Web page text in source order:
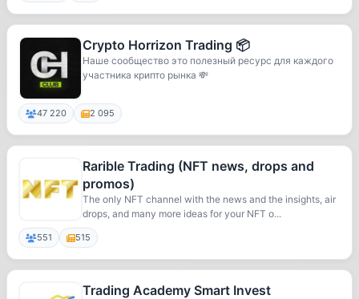
Crypto Horrizon Trading 📦
Наше сообщество это полезный ресурс для каждого
участника крипто рынка 💸
47 220 2 095
Rarible Trading (NFT news, drops and
promos)
The only NFT channel with the news and the insights, air
drops, and many more ideas for your NFT o...
551 515
Trading Academy Smart Invest